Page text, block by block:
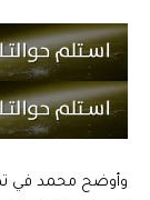
وأوضح محمد في